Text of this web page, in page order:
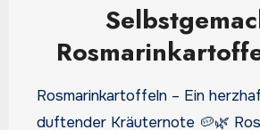
goldene
Rosmarinkartoffeln – Ein
duftender Kräuternote 🥔🌿